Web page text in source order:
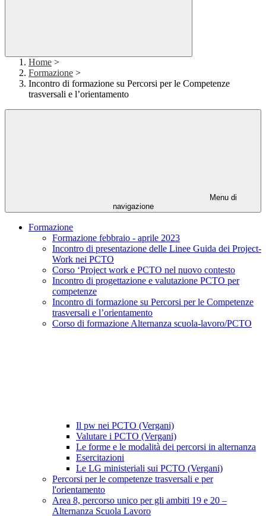
Home >
Formazione >
Incontro di formazione su Percorsi per le Competenze
trasversali e l’orientamento
Menu di
navigazione
Formazione
Formazione febbraio - aprile 2023
Incontro di presentazione delle Linee Guida dei Project-
Work nei PCTO
Corso ‘Project work e PCTO nel nuovo contesto
Incontro di progettazione e valutazione PCTO per
competenze
Incontro di formazione su Percorsi per le Competenze
trasversali e l’orientamento
Corso di formazione Alternanza scuola-lavoro/PCTO
Il pw nei PCTO (Vergani)
Valutare i PCTO (Vergani)
Le forme e le modalità dei percorsi in alternanza
Esercitazioni
Le LG ministeriali sui PCTO (Vergani)
Percorsi per le competenze trasversali e per
l'orientamento
Area 8, percorso unico per gli ambiti 19 e 20 –
Alternanza Scuola Lavoro